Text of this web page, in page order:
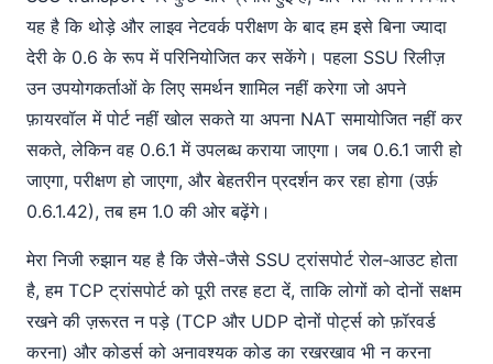
यह है कि थोड़े और लाइव नेटवर्क परीक्षण के बाद हम इसे बिना ज्यादा
देरी के 0.6 के रूप में परिनियोजित कर सकेंगे। पहला SSU रिलीज़
उन उपयोगकर्ताओं के लिए समर्थन शामिल नहीं करेगा जो अपने
फ़ायरवॉल में पोर्ट नहीं खोल सकते या अपना NAT समायोजित नहीं कर
सकते, लेकिन वह 0.6.1 में उपलब्ध कराया जाएगा। जब 0.6.1 जारी हो
जाएगा, परीक्षण हो जाएगा, और बेहतरीन प्रदर्शन कर रहा होगा (उर्फ़
0.6.1.42), तब हम 1.0 की ओर बढ़ेंगे।
मेरा निजी रुझान यह है कि जैसे-जैसे SSU ट्रांसपोर्ट रोल‑आउट होता
है, हम TCP ट्रांसपोर्ट को पूरी तरह हटा दें, ताकि लोगों को दोनों सक्षम
रखने की ज़रूरत न पड़े (TCP और UDP दोनों पोर्ट्स को फ़ॉरवर्ड
करना) और कोडर्स को अनावश्यक कोड का रखरखाव भी न करना